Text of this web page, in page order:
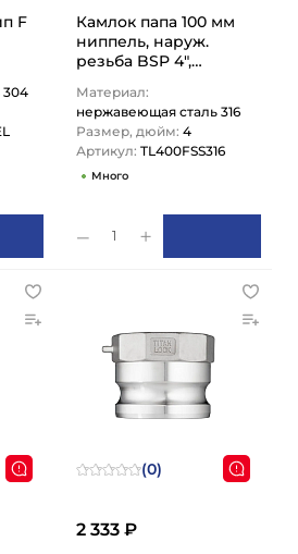
F
304
Камлок папа 100 мм
ниппель, наруж.
резьба BSP 4",
TITAN LOCK
Материал:
нержавеющая сталь 316
Размер, дюйм: 4
Артикул: TL400FSS316
Много
1
(0)
2 333 ₽